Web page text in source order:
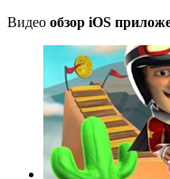
Видео обзор iOS